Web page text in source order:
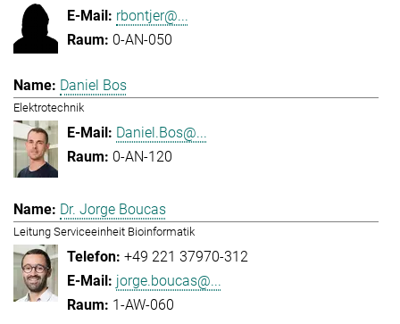
rbontjer@...
0-AN-050
Daniel Bos
Elektrotechnik
Daniel.Bos@...
0-AN-120
Dr. Jorge Boucas
Leitung Serviceeinheit Bioinformatik
+49 221 37970-312
jorge.boucas@...
1-AW-060